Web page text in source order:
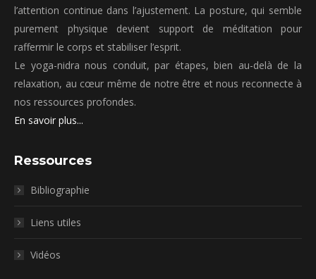
l’attention continue dans l’ajustement. La posture, qui semble
purement physique devient support de méditation pour
raffermir le corps et stabiliser l’esprit.
Le yoga-nidra nous conduit, par étapes, bien au-delà de la
relaxation, au cœur même de notre être et nous reconnecte à
nos ressources profondes.
En savoir plus...
Ressources
Bibliographie
Liens utiles
Vidéos